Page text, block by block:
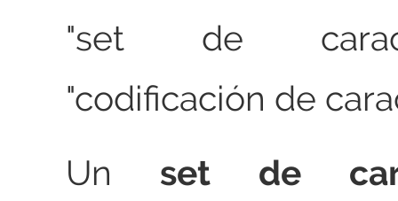
"set de
"codificación de
Un set de